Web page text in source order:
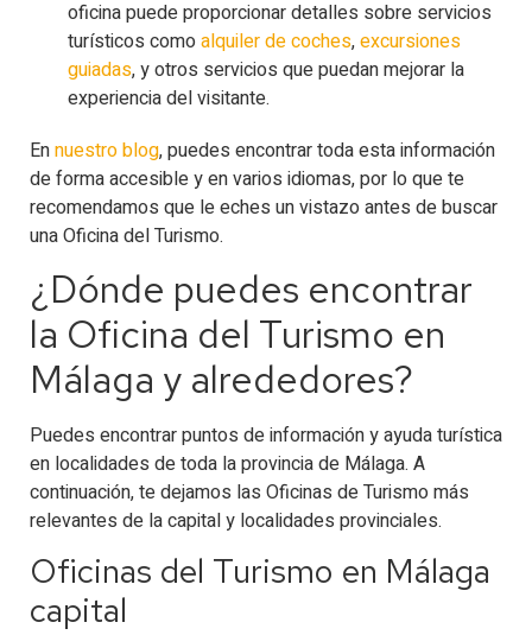
oficina puede proporcionar detalles sobre servicios
turísticos comoalquiler de coches,excursiones
guiadas, y otros servicios que puedan mejorar la
experiencia del visitante.
Ennuestro blog, puedes encontrar toda esta información
de forma accesible y en varios idiomas, por lo que te
recomendamos que le eches un vistazo antes de buscar
una Oficina del Turismo.
¿Dónde puedes encontrar
la Oficina del Turismo en
Málaga y alrededores?
Puedes encontrar puntos de información y ayuda turística
en localidades de toda la provincia de Málaga. A
continuación, te dejamos las Oficinas de Turismo más
relevantes de la capital y localidades provinciales.
Oficinas del Turismo en Málaga
capital